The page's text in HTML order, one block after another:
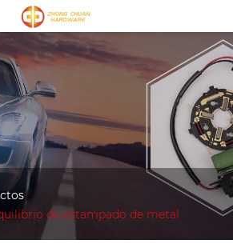
de estampado de metal